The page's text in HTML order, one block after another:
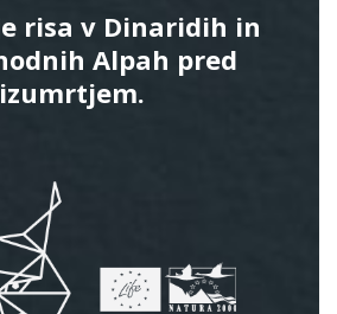
risa v Dinaridih in
Alpah pred
izumrtjem.